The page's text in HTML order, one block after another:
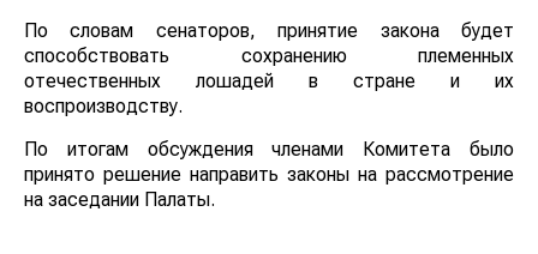
По словам сенаторов, принятие закона будет
способствовать сохранению племенных
отечественных лошадей в стране и их
воспроизводству.
По итогам обсуждения членами Комитета было
принято решение направить законы на рассмотрение
на заседании Палаты.